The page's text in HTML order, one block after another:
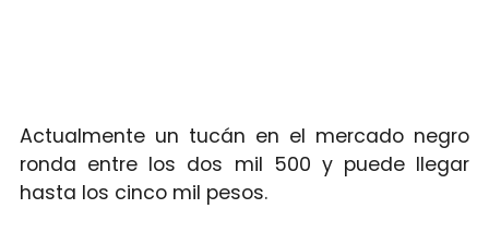
Actualmente un tucán en el mercado negro
ronda entre los dos mil 500 y puede llegar
hasta los cinco mil pesos.